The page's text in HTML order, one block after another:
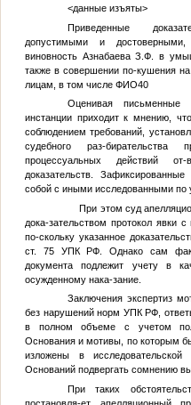
<данные изъяты>
Приведенные
допустимыми и
виновность Азнабаева З.Ф. в
также в совершении по-кушения
лицам, в том числе ФИО40
Оценивая письменные
инстанции приходит к мнению,
соблюдением требований,
судебного раз-
процессуальных действий от-
доказательств.
собой с иными исследованными по
При этом суд
дока-зательством протокол явки
по-скольку указанное
ст. 75 УПК РФ. Однако сам факт
документа подлежит учету в
осужденному нака-зание.
Заключения экспертиз
без нарушений норм УПК РФ,
в полном объеме с учетом
Основания и мотивы, по которым
изложены в исследовательской
Оснований подвергать сомнению
При таких